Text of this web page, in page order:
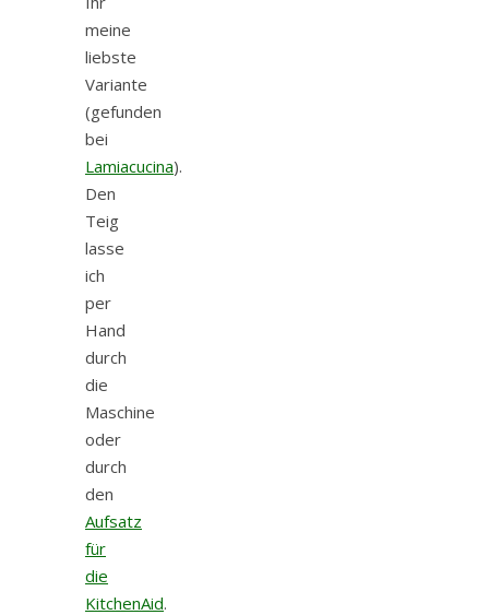
meine
liebste
Variante
(gefunden
bei
Lamiacucina).
Den
Teig
lasse
ich
per
Hand
durch
die
Maschine
oder
durch
den
Aufsatz
für
die
KitchenAid.